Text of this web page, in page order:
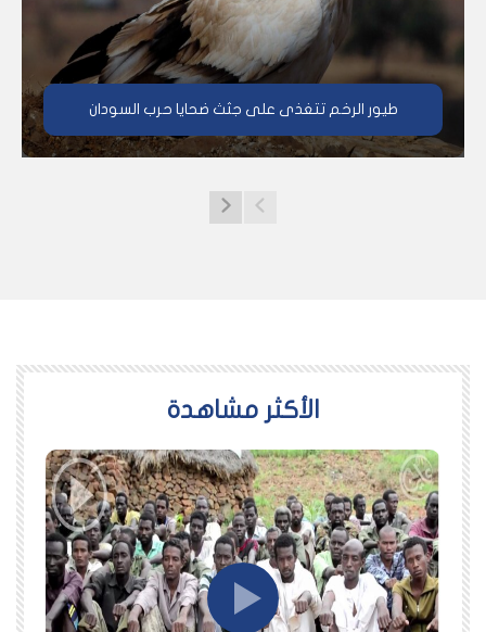
طيور الرخم تتغذى على جثث ضحايا حرب السودان
اﻷكثر مشاهدة